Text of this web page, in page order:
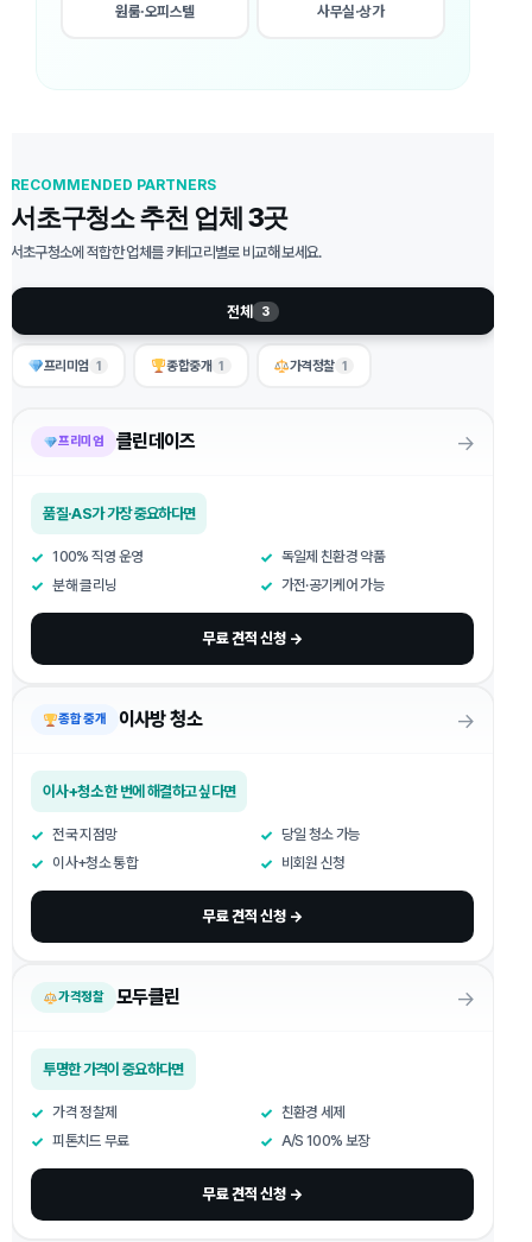
원룸·오피스텔 사무실·상가
RECOMMENDED PARTNERS
서초구청소 추천 업체 3곳
서초구청소에 적합한 업체를 카테고리별로 비교해 보세요.
전체 3
프리미엄 1 종합중개 1 가격정찰 1
프리미엄 클린데이즈 →
품질·AS가 가장 중요하다면
100% 직영 운영
독일제 친환경 약품
분해 클리닝
가전·공기케어 가능
무료 견적 신청 →
종합 중개 이사방 청소 →
이사+청소 한 번에 해결하고 싶다면
전국 지점망
당일 청소 가능
이사+청소 통합
비회원 신청
무료 견적 신청 →
가격정찰 모두클린 →
투명한 가격이 중요하다면
가격 정찰제
친환경 세제
피톤치드 무료
A/S 100% 보장
무료 견적 신청 →